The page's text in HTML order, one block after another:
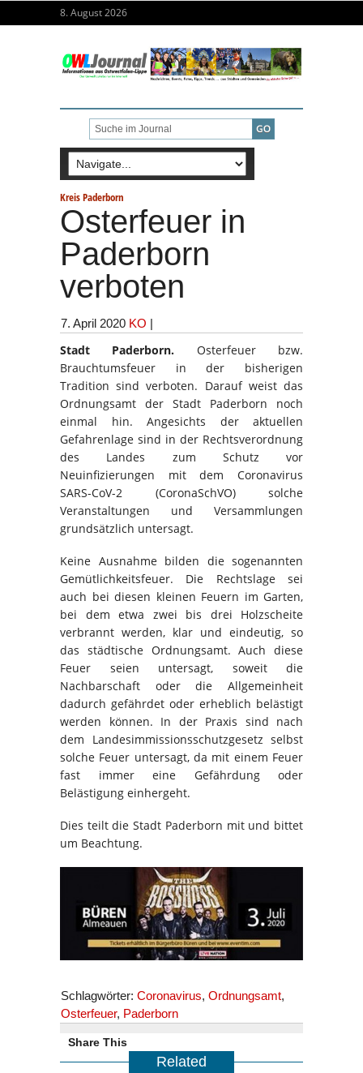
8. August 2026
Kreis Paderborn
Osterfeuer in
Paderborn
verboten
7. April 2020 KO |
Stadt Paderborn. Osterfeuer bzw.
Brauchtumsfeuer in der bisherigen
Tradition sind verboten. Darauf weist das
Ordnungsamt der Stadt Paderborn noch
einmal hin. Angesichts der aktuellen
Gefahrenlage sind in der Rechtsverordnung
des Landes zum Schutz vor
Neuinfizierungen mit dem Coronavirus
SARS-CoV-2 (CoronaSchVO) solche
Veranstaltungen und Versammlungen
grundsätzlich untersagt.
Keine Ausnahme bilden die sogenannten
Gemütlichkeitsfeuer. Die Rechtslage sei
auch bei diesen kleinen Feuern im Garten,
bei dem etwa zwei bis drei Holzscheite
verbrannt werden, klar und eindeutig, so
das städtische Ordnungsamt. Auch diese
Feuer seien untersagt, soweit die
Nachbarschaft oder die Allgemeinheit
dadurch gefährdet oder erheblich belästigt
werden können. In der Praxis sind nach
dem Landesimmissionsschutzgesetz selbst
solche Feuer untersagt, da mit einem Feuer
fast immer eine Gefährdung oder
Belästigung einhergeht.
Dies teilt die Stadt Paderborn mit und bittet
um Beachtung.
Schlagwörter: Coronavirus, Ordnungsamt,
Osterfeuer, Paderborn
Share This
Related